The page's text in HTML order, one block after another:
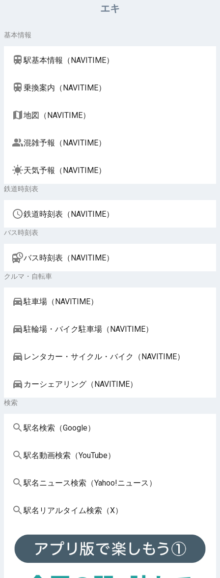
エキ
基本情報
駅基本情報（NAVITIME）
乗換案内（NAVITIME）
地図（NAVITIME）
混雑予報（NAVITIME）
天気予報（NAVITIME）
鉄道時刻表
鉄道時刻表（NAVITIME）
バス時刻表
バス時刻表（NAVITIME）
クルマ・自転車
駐車場（NAVITIME）
駐輪場・バイク駐車場（NAVITIME）
レンタカー・サイクル・バイク（NAVITIME）
カーシェアリング（NAVITIME）
検索
駅名検索（Google）
駅名動画検索（YouTube）
駅名ニュース検索（Yahoo!ニュース）
駅名リアルタイム検索（X）